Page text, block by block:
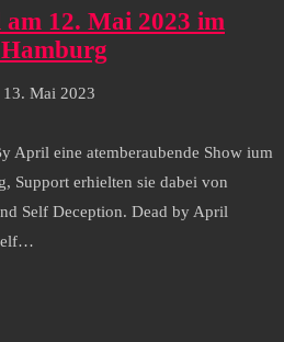
12. Mai 2023 im
13. Mai 2023
April eine atemberaubende Show ium
Support erhielten sie dabei von
Self Deception. Dead by April